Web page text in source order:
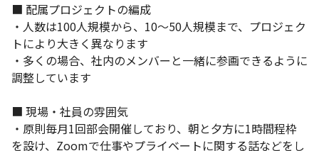
活躍できるプロジェクトに参画していただきます。
■ 配属プロジェクトの編成
・人数は100人規模から、10～50人規模まで、プロジェク
トにより大きく異なります
・多くの場合、社内のメンバーと一緒に参画できるように
調整しています
■ 現場・社員の雰囲気
・原則毎月1回部会開催しており、朝と夕方に1時間程枠
を設け、Zoomで仕事やプライベートに関する話などをし